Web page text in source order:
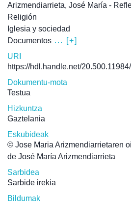
Arizmendiarrieta, José María -
Religión
Iglesia y sociedad
Documentos ... [+]
URI
https://hdl.handle.net/
Dokumentu-mota
Testua
Hizkuntza
Gaztelania
Eskubideak
© Jose Maria Arizmendiarrietaren
de José María Arizmendiarrieta
Sarbidea
Sarbide irekia
Bildumak